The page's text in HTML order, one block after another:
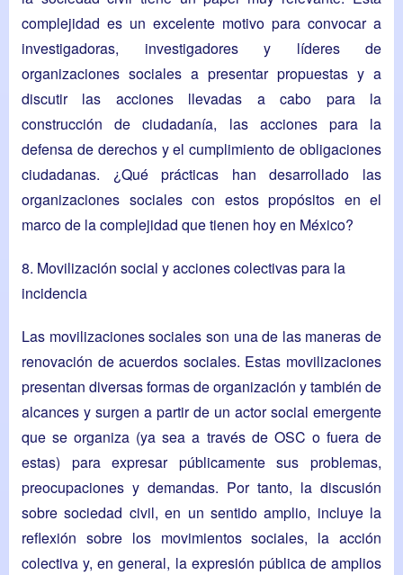
complejidad es un excelente motivo para convocar a
investigadoras, investigadores y líderes de
organizaciones sociales a presentar propuestas y a
discutir las acciones llevadas a cabo para la
construcción de ciudadanía, las acciones para la
defensa de derechos y el cumplimiento de obligaciones
ciudadanas. ¿Qué prácticas han desarrollado las
organizaciones sociales con estos propósitos en el
marco de la complejidad que tienen hoy en México?
8. Movilización social y acciones colectivas para la
incidencia
Las movilizaciones sociales son una de las maneras de
renovación de acuerdos sociales. Estas movilizaciones
presentan diversas formas de organización y también de
alcances y surgen a partir de un actor social emergente
que se organiza (ya sea a través de OSC o fuera de
estas) para expresar públicamente sus problemas,
preocupaciones y demandas. Por tanto, la discusión
sobre sociedad civil, en un sentido amplio, incluye la
reflexión sobre los movimientos sociales, la acción
colectiva y, en general, la expresión pública de amplios